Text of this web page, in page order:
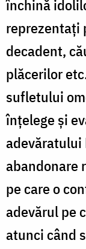
închină
reprezentaţi
decadent,
plăcerilor
sufletului
înţelege şi
adevăratului
abandonare
pe care o
adevărul pe
atunci când